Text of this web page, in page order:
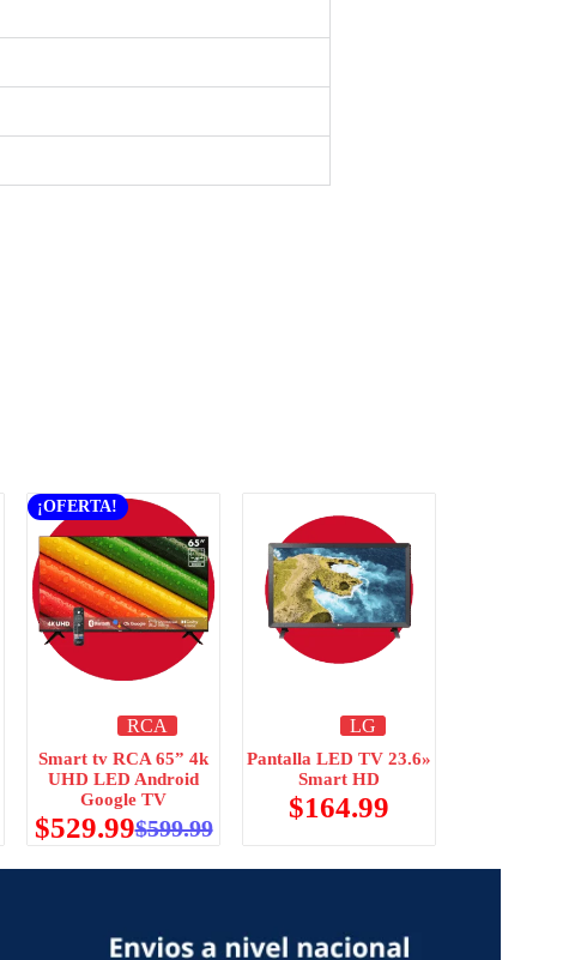
¡OFERTA!
RCA
Smart tv RCA 65” 4k
UHD LED Android
Google TV
$599.99
$529.99
LG
Pantalla LED TV 23.6»
Smart HD
$164.99